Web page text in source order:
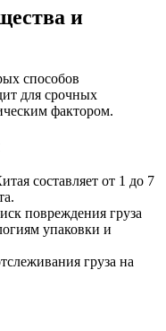
и
способов
для срочных
фактором.
составляет от 1 до 7
повреждения груза
упаковки и
груза на